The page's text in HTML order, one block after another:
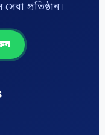
প্রতিষ্ঠান।